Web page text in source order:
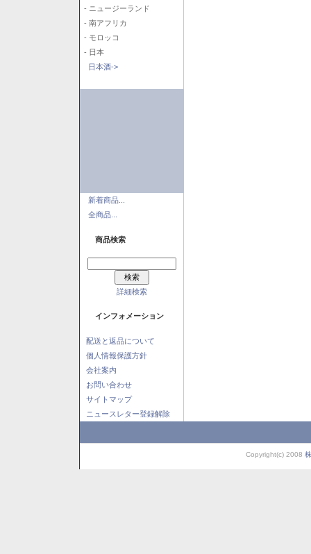
- ニュージーランド
- 南アフリカ
- モロッコ
- 日本
日本酒->
新着商品...
全商品...
商品検索
詳細検索
インフォメーション
配送と返品について
個人情報保護方針
会社案内
お問い合わせ
サイトマップ
ニュースレター登録解除
Copyright(c) 2008